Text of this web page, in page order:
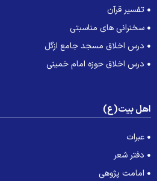
تفسیر قرآن
سخنرانی های مناسبتی
درس اخلاق مسجد جامع ازگل
درس اخلاق حوزه امام خمینی
بیت(ع)
عبرات
دفتر شعر
امامت پژوهی